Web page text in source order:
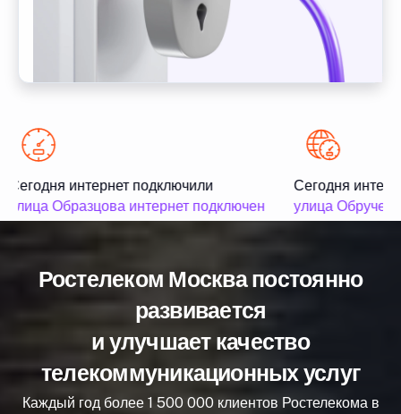
Сегодня интернет подключили
улица Образцова интернет подключен
Сегодня
улица
Ростелеком Москва постоянно
развивается
и улучшает качество
телекоммуникационных услуг
Каждый год более 1 500 000 клиентов Ростелекома в